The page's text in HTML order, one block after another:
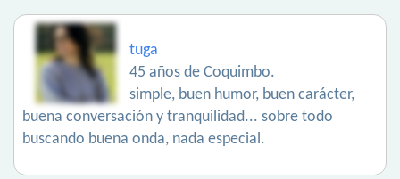
tuga
45 años de Coquimbo.
simple, buen humor, buen carácter,
buena conversación y tranquilidad... sobre todo
buscando buena onda, nada especial.